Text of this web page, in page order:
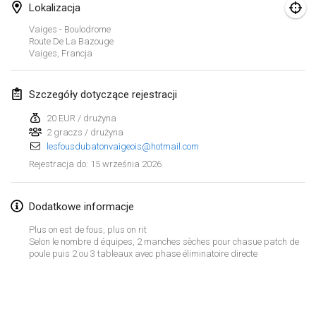
Lokalizacja
Vaiges - Boulodrome
Route De La Bazouge
Vaiges Francja
Szczegóły dotyczące rejestracji
20 EUR / drużyna
2 graczs / drużyna
lesfousdubatonvaigeois@hotmail.com
Rejestracja do: 15 września 2026
Dodatkowe informacje
Plus on est de fous, plus on rit
Selon le nombre d équipes, 2 manches sèches pour chasue patch de
poule puis 2 ou 3 tableaux avec phase éliminatoire directe
Norddeutsche Mölkky Meisterschaft (open)
29 sie 2026
Fours Polish Championship 2026
30 sie 2026 | Polska
Open de midi Pyrénées
30 sie 2026|Francja
Mistrovství ČR trojic
5 wrz 2026 | Czechy